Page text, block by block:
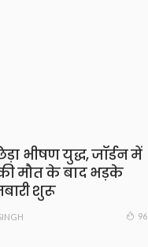
भीषण युद्ध, जॉर्डन में
मौत के बाद भड़के
शुरू
96